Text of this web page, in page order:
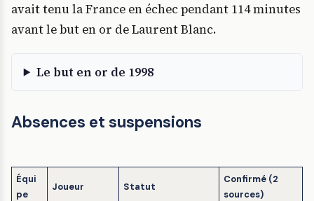
avait tenu la France en échec pendant 114 minutes
avant le but en or de Laurent Blanc.
Le but en or de 1998
Absences et suspensions
Équi
pe
Joueur Statut
Confirmé (2
sources)